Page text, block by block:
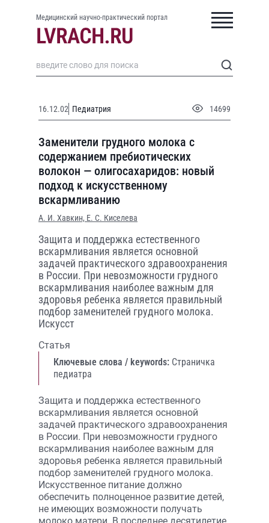
Медицинский научно-практический портал
16.12.02 Педиатрия 14699
Заменители грудного молока с
содержанием пребиотических
волокон — олигосахаридов: новый
подход к искусственному
вскармливанию
А. И. Хавкин, Е. С. Киселева
Защита и поддержка естественного
вскармливания является основной
задачей практического здравоохранения
в России. При невозможности грудного
вскармливания наиболее важным для
здоровья ребенка является правильный
подбор заменителей грудного молока.
Искусст
Статья
Ключевые слова / keywords: Страничка
педиатра
Защита и поддержка естественного
вскармливания является основной
задачей практического здравоохранения
в России. При невозможности грудного
вскармливания наиболее важным для
здоровья ребенка является правильный
подбор заменителей грудного молока.
Искусственное питание должно
обеспечить полноценное развитие детей,
не имеющих возможности получать